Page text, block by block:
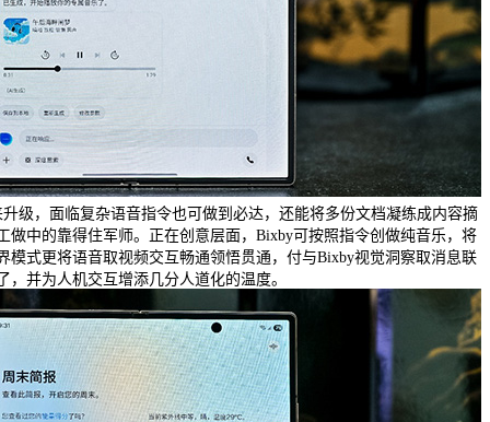
级，面临复杂语音指令也可做到必达，还能将多份文档凝练成内容摘
做中的靠得住军师。正在创意层面，Bixby可按照指令创做纯音乐，将
模式更将语音取视频交互畅通领悟贯通，付与Bixby视觉洞察取消息联
并为人机交互增添几分人道化的温度。